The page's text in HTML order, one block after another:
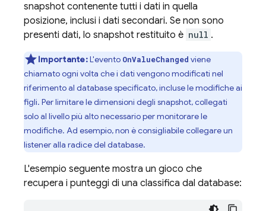
snapshot contenente tutti i dati in quella
posizione, inclusi i dati secondari. Se non sono
presenti dati, lo snapshot restituito è null .
Importante:L'evento OnValueChanged viene
chiamato ogni volta che i dati vengono modificati nel
riferimento al database specificato, incluse le modifiche ai
figli. Per limitare le dimensioni degli snapshot, collegati
solo al livello più alto necessario per monitorare le
modifiche. Ad esempio, non è consigliabile collegare un
listener alla radice del database.
L'esempio seguente mostra un gioco che
recupera i punteggi di una classifica dal database: